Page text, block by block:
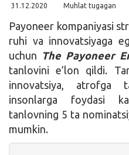
31.12.2020
Muhlat tugagan
Payoneer kompaniyasi
ruhi va innovatsiyaga
uchun The Payoneer
tanlovini e’lon qildi.
innovatsiya, atrofga
insonlarga foydasi
tanlovning 5 ta
mumkin.